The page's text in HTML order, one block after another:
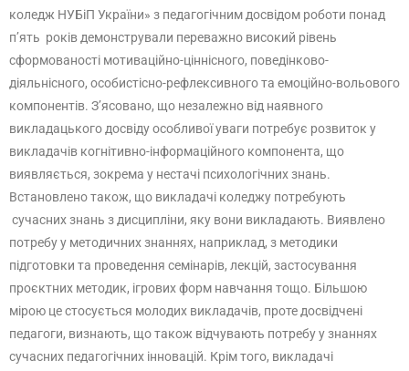
коледж НУБіП України» з педагогічним досвідом роботи понад
п’ять років демонстрували переважно високий рівень
сформованості мотиваційно-ціннісного, поведінково-
діяльнісного, особистісно-рефлексивного та емоційно-вольового
компонентів. З’ясовано, що незалежно від наявного
викладацького досвіду особливої уваги потребує розвиток у
викладачів когнітивно-інформаційного компонента, що
виявляється, зокрема у нестачі психологічних знань.
Встановлено також, що викладачі коледжу потребують
сучасних знань з дисципліни, яку вони викладають. Виявлено
потребу у методичних знаннях, наприклад, з методики
підготовки та проведення семінарів, лекцій, застосування
проєктних методик, ігрових форм навчання тощо. Більшою
мірою це стосується молодих викладачів, проте досвідчені
педагоги, визнають, що також відчувають потребу у знаннях
сучасних педагогічних інновацій. Крім того, викладачі